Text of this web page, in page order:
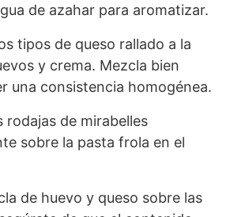
de azahar para aromatizar.
tipos de queso rallado a la
y crema. Mezcla bien
una consistencia homogénea.
rodajas de mirabelles
sobre la pasta frola en el
de huevo y queso sobre las